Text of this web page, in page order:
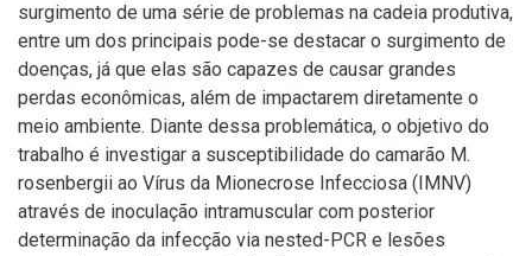
surgimento de uma série de problemas na cadeia produtiva,
entre um dos principais pode-se destacar o surgimento de
doenças, já que elas são capazes de causar grandes
perdas econômicas, além de impactarem diretamente o
meio ambiente. Diante dessa problemática, o objetivo do
trabalho é investigar a susceptibilidade do camarão M.
rosenbergii ao Vírus da Mionecrose Infecciosa (IMNV)
através de inoculação intramuscular com posterior
determinação da infecção via nested-PCR e lesões